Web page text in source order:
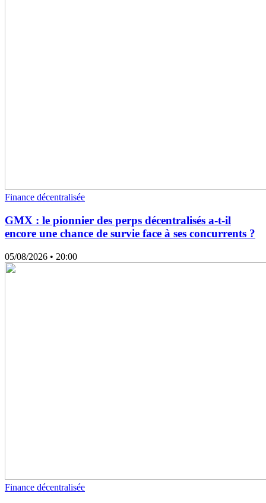
Finance décentralisée
GMX : le pionnier des perps décentralisés a-t-il
encore une chance de survie face à ses concurrents ?
05/08/2026 • 20:00
Finance décentralisée